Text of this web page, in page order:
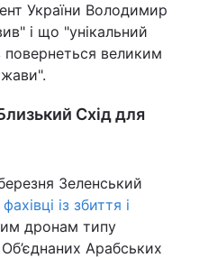
України Володимир
і що "унікальний
повернеться великим
Схід для
Зеленський
із збиття і
дронам типу
Арабських